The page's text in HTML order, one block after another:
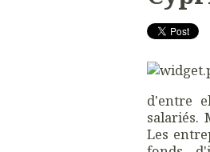
d'entre
salariés.
Les